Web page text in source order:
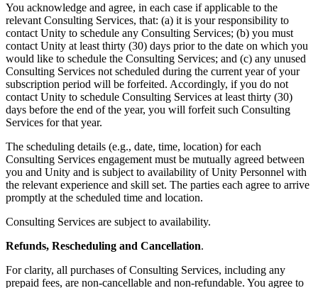
You acknowledge and agree, in each case if applicable to the
relevant Consulting Services, that: (a) it is your responsibility to
contact Unity to schedule any Consulting Services; (b) you must
contact Unity at least thirty (30) days prior to the date on which you
would like to schedule the Consulting Services; and (c) any unused
Consulting Services not scheduled during the current year of your
subscription period will be forfeited. Accordingly, if you do not
contact Unity to schedule Consulting Services at least thirty (30)
days before the end of the year, you will forfeit such Consulting
Services for that year.
The scheduling details (e.g., date, time, location) for each
Consulting Services engagement must be mutually agreed between
you and Unity and is subject to availability of Unity Personnel with
the relevant experience and skill set. The parties each agree to arrive
promptly at the scheduled time and location.
Consulting Services are subject to availability.
Refunds, Rescheduling and Cancellation.
For clarity, all purchases of Consulting Services, including any
prepaid fees, are non-cancellable and non-refundable. You agree to